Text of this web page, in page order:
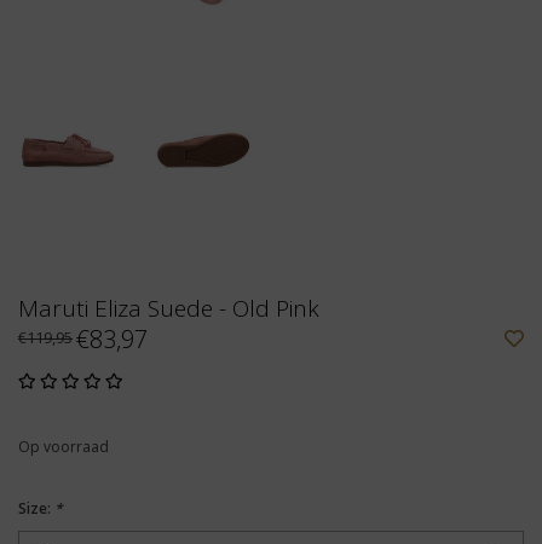
Maruti Eliza Suede - Old Pink
€119,95€83,97
Op voorraad
Size: *